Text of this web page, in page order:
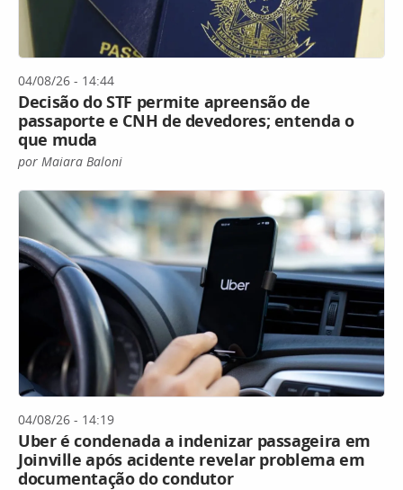
04/08/26 - 14:44
Decisão do STF permite apreensão de
passaporte e CNH de devedores; entenda o
que muda
por Maiara Baloni
04/08/26 - 14:19
Uber é condenada a indenizar passageira em
Joinville após acidente revelar problema em
documentação do condutor